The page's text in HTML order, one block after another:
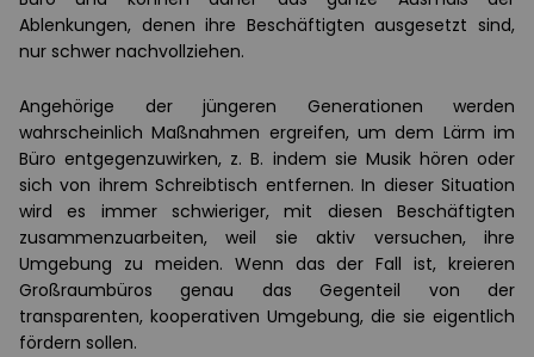
Ablenkungen, denen ihre Beschäftigten ausgesetzt sind,
nur schwer nachvollziehen.
Angehörige der jüngeren Generationen werden
wahrscheinlich Maßnahmen ergreifen, um dem Lärm im
Büro entgegenzuwirken, z. B. indem sie Musik hören oder
sich von ihrem Schreibtisch entfernen. In dieser Situation
wird es immer schwieriger, mit diesen Beschäftigten
zusammenzuarbeiten, weil sie aktiv versuchen, ihre
Umgebung zu meiden. Wenn das der Fall ist, kreieren
Großraumbüros genau das Gegenteil von der
transparenten, kooperativen Umgebung, die sie eigentlich
fördern sollen.